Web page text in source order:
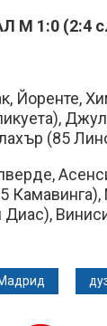
М 1:0 (2:4
Йоренте,
(85
Диас),